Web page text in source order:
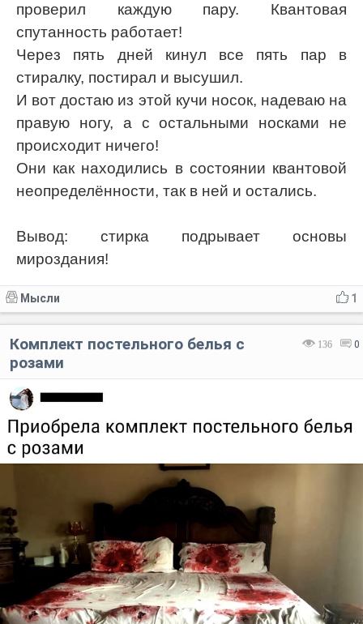
проверил каждую пару. Квантовая
спутанность работает!
Через пять дней кинул все пять пар в
стиралку, постирал и высушил.
И вот достаю из этой кучи носок, надеваю на
правую ногу, а с остальными носками не
происходит ничего!
Они как находились в состоянии квантовой
неопределённости, так в ней и остались.
Вывод: стирка подрывает основы
мироздания!
1
Мысли
136 0
Комплект постельного белья с
розами